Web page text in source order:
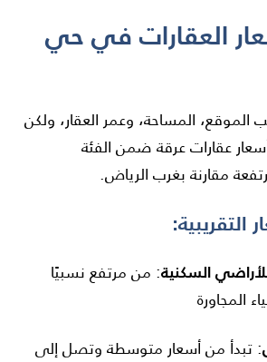
العقارات في حي
المساحة، وعمر العقار، ولكن
عقارات عرقة ضمن الفئة
مقارنة بغرب الرياض.
السكنية: من مرتفع نسبيًا
المجاورة
: تبدأ من أسعار متوسطة وتصل إلى